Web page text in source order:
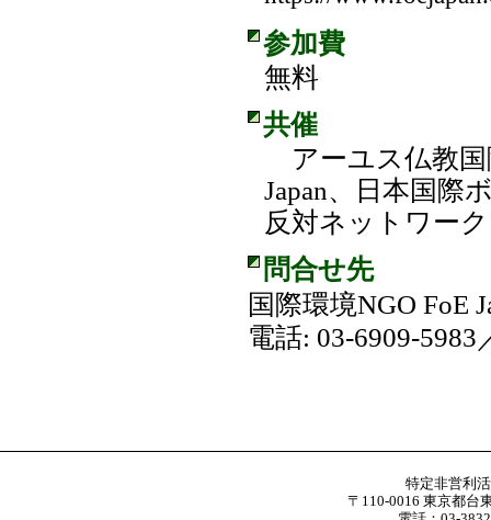
参加費
無料
共催
アーユス仏教国
Japan、日本国際
反対ネットワー
問合せ先
国際環境NGO FoE
電話: 03-6909-
特定非営利
〒110-0016 東京都台